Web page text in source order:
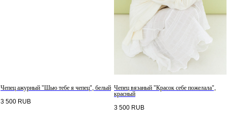
Чепец ажурный "Шью тебе я чепец", белый
3 500 RUB
Чепец вязаный "Красок себе пожелала",
красный
3 500 RUB